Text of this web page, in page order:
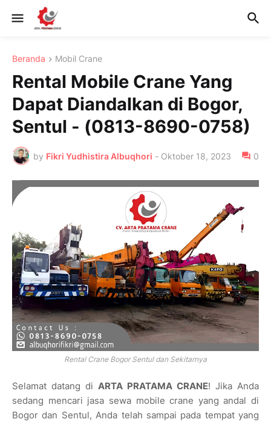
Beranda Mobil Crane
Rental Mobile Crane Yang
Dapat Diandalkan di Bogor,
Sentul - (0813-8690-0758)
by Fikri Yudhistira Albuqhori - Oktober 18, 2023 0
Rental Crane Bogor Sentul dan Sekitarnya
Selamat datang di ARTA PRATAMA CRANE! Jika Anda
sedang mencari jasa sewa mobile crane yang andal di
Bogor dan Sentul, Anda telah sampai pada tempat yang